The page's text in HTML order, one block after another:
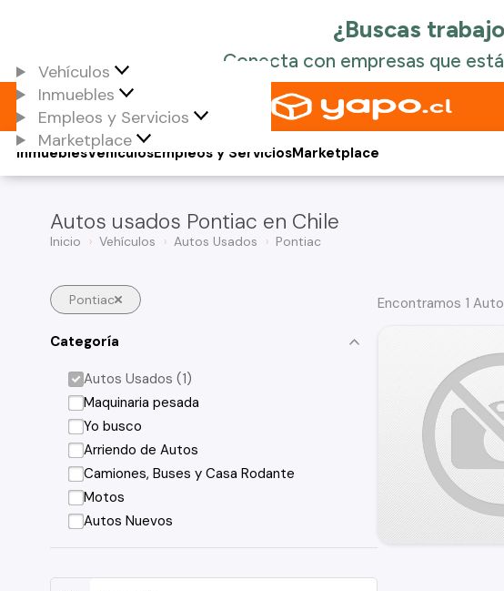
Vehículos
Inmuebles
Empleos y Servicios
Marketplace
Vehículos
Inmuebles Empleos y ServiciosMarketplace
Autos usados Pontiac en Chile
Inicio Vehículos Autos Usados Pontiac
Pontiac
Categoría
Autos Usados (1)
Maquinaria pesada
Yo busco
Arriendo de Autos
Camiones, Buses y Casa Rodante
Motos
Autos Nuevos
Encontramos 1